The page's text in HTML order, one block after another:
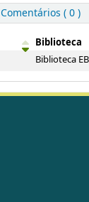
Comentários ( 0 )
Biblioteca
Biblioteca